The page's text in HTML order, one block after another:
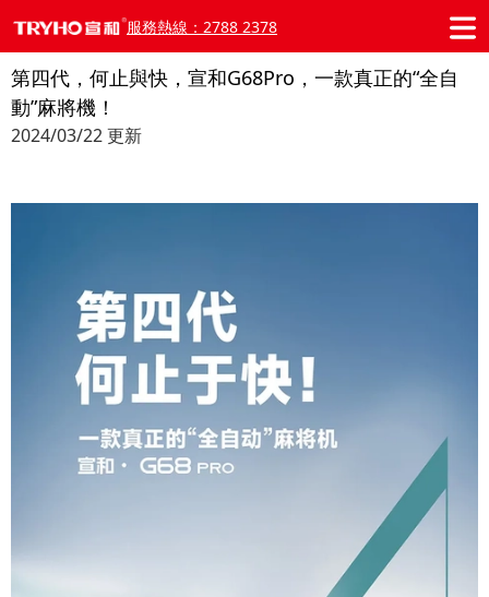
服務熱線：2788 2378
第四代，何止與快，宣和G68Pro，一款真正的“全自
動”麻將機！
2024/03/22 更新